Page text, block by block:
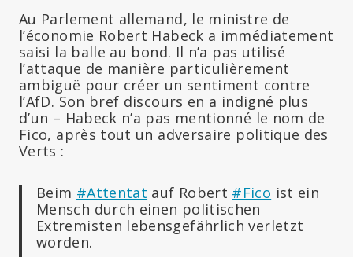
Au Parlement allemand, le ministre de
l’économie Robert Habeck a immédiatement
saisi la balle au bond. Il n’a pas utilisé
l’attaque de manière particulièrement
ambiguë pour créer un sentiment contre
l’AfD. Son bref discours en a indigné plus
d’un – Habeck n’a pas mentionné le nom de
Fico, après tout un adversaire politique des
Verts :
Beim #Attentat auf Robert #Fico ist ein
Mensch durch einen politischen
Extremisten lebensgefährlich verletzt
worden.